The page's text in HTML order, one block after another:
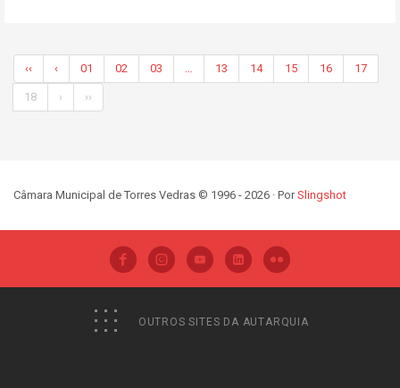
‹‹ ‹ 01 02 03 … 13 14 15 16 17
18 › ››
Câmara Municipal de Torres Vedras © 1996 - 2026 · PorSlingshot
OUTROS SITES DA AUTARQUIA